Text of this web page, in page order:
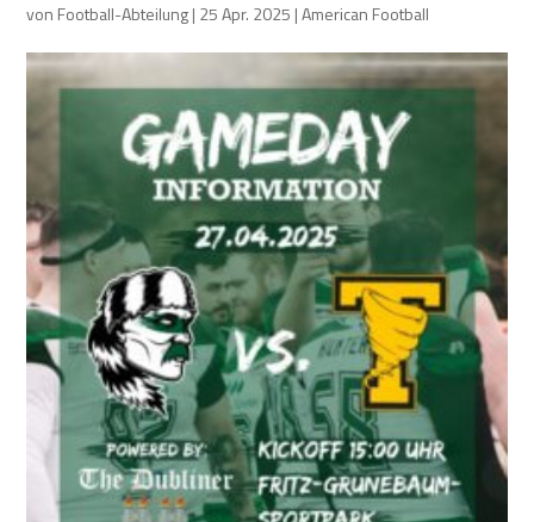
von Football-Abteilung| 25 Apr. 2025 |American Football